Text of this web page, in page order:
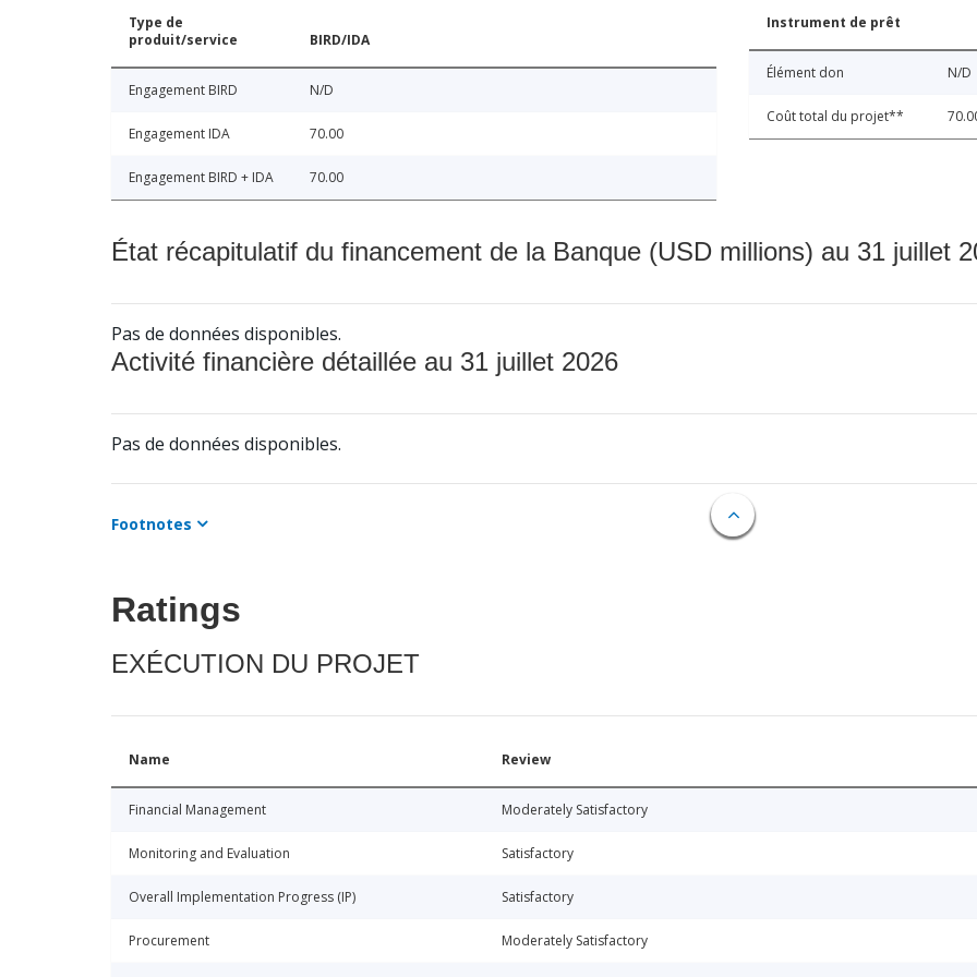
Type de
produit/service
BIRD/IDA
Engagement BIRD N/D
Engagement IDA 70.00
Engagement BIRD + IDA 70.00
Instrument de prêt
Élément don N/D
Coût total du projet**
État récapitulatif du financement de la Banque (USD millions) au 31 juillet
Pas de données disponibles.
Activité financière détaillée au 31 juillet 2026
Pas de données disponibles.
Footnotes
Ratings
EXÉCUTION DU PROJET
Name Review
Financial Management Moderately Satisfactory
Monitoring and Evaluation Satisfactory
Overall Implementation Progress (IP) Satisfactory
Procurement Moderately Satisfactory